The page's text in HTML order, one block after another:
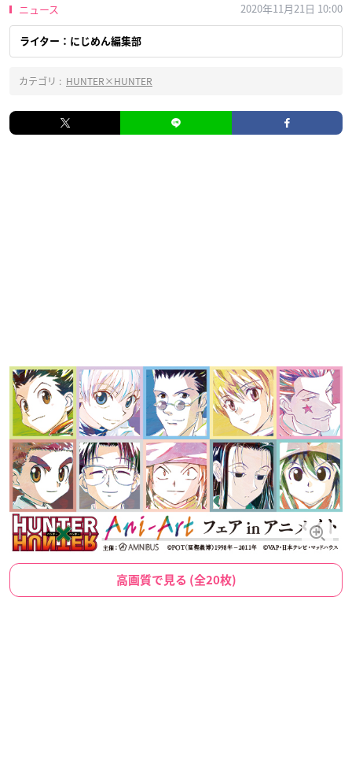
ニュース 2020年11月21日 10:00
ライター：にじめん編集部
カテゴリ : HUNTER×HUNTER
高画質で見る (全20枚)